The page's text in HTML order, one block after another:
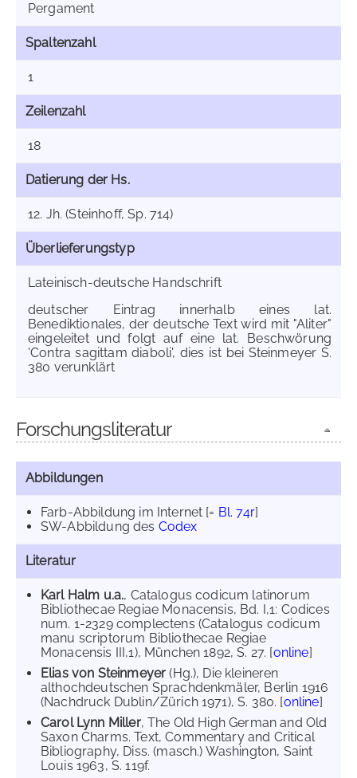
Pergament
Spaltenzahl
1
Zeilenzahl
18
Datierung der Hs.
12. Jh. (Steinhoff, Sp. 714)
Überlieferungstyp
Lateinisch-deutsche Handschrift
deutscher Eintrag innerhalb eines lat.
Benediktionales, der deutsche Text wird mit "Aliter"
eingeleitet und folgt auf eine lat. Beschwörung
'Contra sagittam diaboli', dies ist bei Steinmeyer S.
380 verunklärt
Forschungsliteratur
Abbildungen
Farb-Abbildung im Internet [= Bl. 74r]
SW-Abbildung des Codex
Literatur
Karl Halm u.a., Catalogus codicum latinorum
Bibliothecae Regiae Monacensis, Bd. I,1: Codices
num. 1-2329 complectens (Catalogus codicum
manu scriptorum Bibliothecae Regiae
Monacensis III,1), München 1892, S. 27. [online]
Elias von Steinmeyer(Hg.), Die kleineren
althochdeutschen Sprachdenkmäler, Berlin 1916
(Nachdruck Dublin/Zürich 1971), S. 380. [online]
Carol Lynn Miller, The Old High German and Old
Saxon Charms. Text, Commentary and Critical
Bibliography, Diss. (masch.) Washington, Saint
Louis 1963, S. 119f.